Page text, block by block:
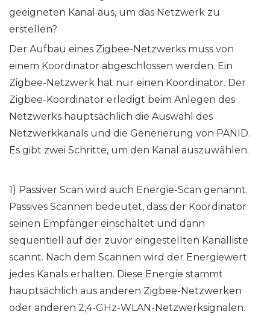
geeigneten Kanal aus, um das Netzwerk zu
erstellen?
Der Aufbau eines Zigbee-Netzwerks muss von
einem Koordinator abgeschlossen werden. Ein
Zigbee-Netzwerk hat nur einen Koordinator. Der
Zigbee-Koordinator erledigt beim Anlegen des
Netzwerks hauptsächlich die Auswahl des
Netzwerkkanals und die Generierung von PANID.
Es gibt zwei Schritte, um den Kanal auszuwählen.
1) Passiver Scan wird auch Energie-Scan genannt.
Passives Scannen bedeutet, dass der Koordinator
seinen Empfänger einschaltet und dann
sequentiell auf der zuvor eingestellten Kanalliste
scannt. Nach dem Scannen wird der Energiewert
jedes Kanals erhalten. Diese Energie stammt
hauptsächlich aus anderen Zigbee-Netzwerken
oder anderen 2,4-GHz-WLAN-Netzwerksignalen.